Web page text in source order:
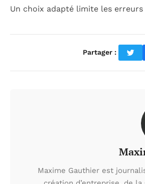
Un choix adapté limite les
Partager :
Maxime Gauthier est